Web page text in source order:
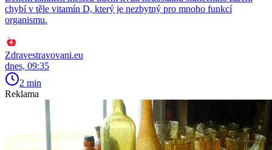
chybí v těle vitamín D, který je nezbytný pro mnoho funkcí
organismu.
Zdravestravovani.eu
dnes, 09:35
2 min
Reklama